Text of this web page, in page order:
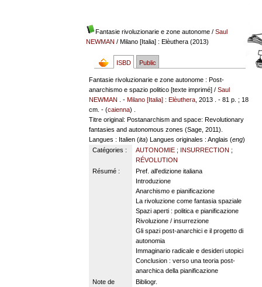
Fantasie rivoluzionarie e zone autonome/ Saul
NEWMAN / Milano [Italia] : Elèuthera (2013)
ISBD Public
Fantasie rivoluzionarie e zone autonome : Post-
anarchismo e spazio politico [texte imprimé] /Saul
NEWMAN
. -Milano [Italia] : Elèuthera , 2013 . - 81 p. ; 18
cm. - (caienna) .
Titre original: Postanarchism and space: Revolutionary
fantasies and autonomous zones (Sage, 2011).
Langues : Italien (ita)Langues originales : Anglais (eng)
Catégories :
AUTONOMIE; INSURRECTION ;
RÉVOLUTION
Résumé :
Pref. all'edizione italiana
Introduzione
Anarchismo e pianificazione
La rivoluzione come fantasia spaziale
Spazi aperti : politica e pianificazione
Rivoluzione / insurrezione
Gli spazi post-anarchici e il progetto di
autonomia
Immaginario radicale e desideri utopici
Conclusion : verso una teoria post-
anarchica della pianificazione
Note de
Bibliogr.